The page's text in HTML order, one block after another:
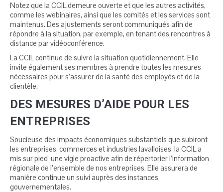
Notez que la CCIL demeure ouverte et que les autres activités,
comme les webinaires, ainsi que les comités et les services sont
maintenus. Des ajustements seront communiqués afin de
répondre à la situation, par exemple, en tenant des rencontres à
distance par vidéoconférence.
La CCIL continue de suivre la situation quotidiennement. Elle
invite également ses membres à prendre toutes les mesures
nécessaires pour s’assurer de la santé des employés et de la
clientèle.
DES MESURES D’AIDE POUR LES
ENTREPRISES
Soucieuse des impacts économiques substantiels que subiront
les entreprises, commerces et industries lavalloises, la CCIL a
mis sur pied une vigie proactive afin de répertorier l’information
régionale de l’ensemble de nos entreprises. Elle assurera de
manière continue un suivi auprès des instances
gouvernementales.